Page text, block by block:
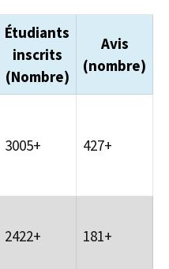
Étudiants
inscrits
(Nombre)
Avis
(nombre)
3005+ 427+
2422+ 181+